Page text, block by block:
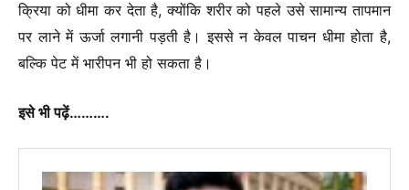
क्रिया को धीमा कर देता है, क्योंकि शरीर को पहले उसे सामान्य तापमान
पर लाने में ऊर्जा लगानी पड़ती है। इससे न केवल पाचन धीमा होता है,
बल्कि पेट में भारीपन भी हो सकता है।
इसे भी पढ़ें……….